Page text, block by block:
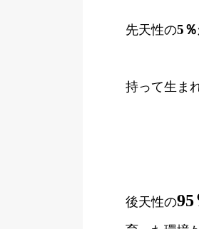
先天性の5
持って生ま
後天性の95